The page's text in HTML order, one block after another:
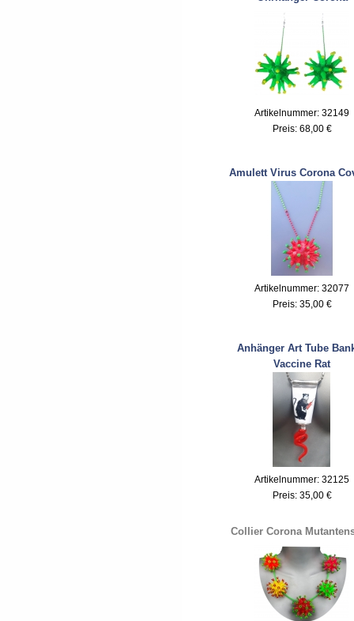
Artikelnummer: 32149
Preis: 68,00 €
Amulett Virus Corona
Artikelnummer: 32077
Preis: 35,00 €
Anhänger Art Tube
Vaccine Rat
Artikelnummer: 32125
Preis: 35,00 €
Collier Corona